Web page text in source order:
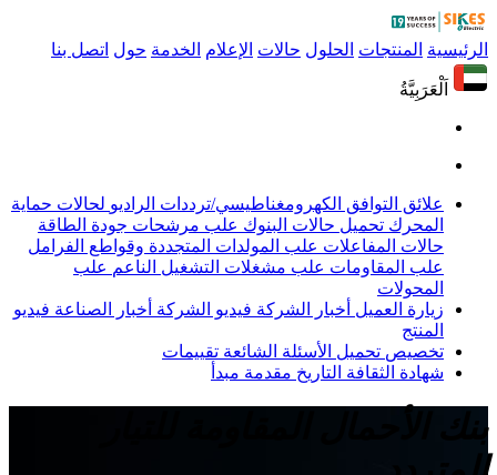
الرئيسية المنتجات الحلول حالات الإعلام الخدمة حول اتصل بنا
اَلْعَرَبِيَّةُ
علائق التوافق الكهرومغناطيسي/ترددات الراديو لحالات حماية
المحرك تحميل حالات البنوك علب مرشحات جودة الطاقة
حالات المفاعلات علب المولدات المتجددة وقواطع الفرامل
علب المقاومات علب مشغلات التشغيل الناعم علب
المحولات
زيارة العميل أخبار الشركة فيديو الشركة أخبار الصناعة فيديو
المنتج
تخصيص تحميل الأسئلة الشائعة تقييمات
شهادة الثقافة التاريخ مقدمة مبدأ